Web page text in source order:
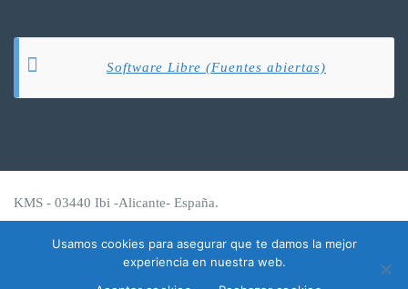
Software Libre (Fuentes abiertas)
KMS - 03440 Ibi -Alicante- España.
kmsistemas@kmsistemas.com
Todos los derechos reservados. WordPress Theme.
Usamos cookies para asegurar que te damos la mejor
experiencia en nuestra web.